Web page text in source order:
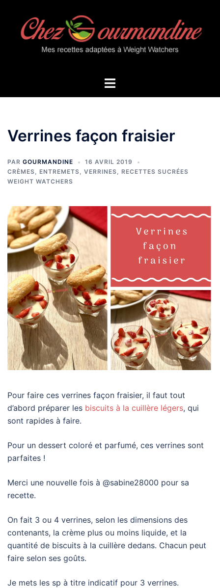
contenu
Ouvrir/fermer
Verrines façon fraisier
PAR GOURMANDINE
16 AVRIL 2019
CRÈMES, ENTREMETS, VERRINES, RECETTES SUCRÉES
WEIGHT WATCHERS
Pour faire ces verrines façon fraisier, il faut tout
d’abord préparer les biscuits à la cuillère légers, qui
sont rapides à faire.
Pour un dessert coloré et parfumé, ces verrines sont
parfaites !
Merci une nouvelle fois à @sabine28000 pour sa
recette.
On fait 3 ou 4 verrines, selon les dimensions des
contenants, la crème plus ou moins liquide, et la
quantité de biscuits à la cuillère dedans. Chacun peut
faire selon ses goûts.
Je mets les sp à titre indicatif pour 3 verrines.